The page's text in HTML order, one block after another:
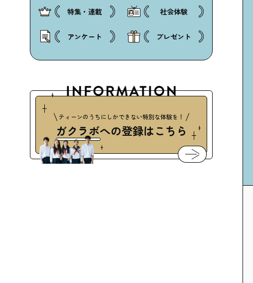
特集・連載 社会体験
アンケート プレゼント
ティーンのうちにしかできない特別な体験を！
ガクラボへの登録はこちら